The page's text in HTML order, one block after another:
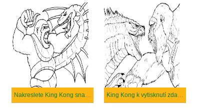
Nakreslete King Kong snadný tisknutelné King Kong k vytisknutí zdarma